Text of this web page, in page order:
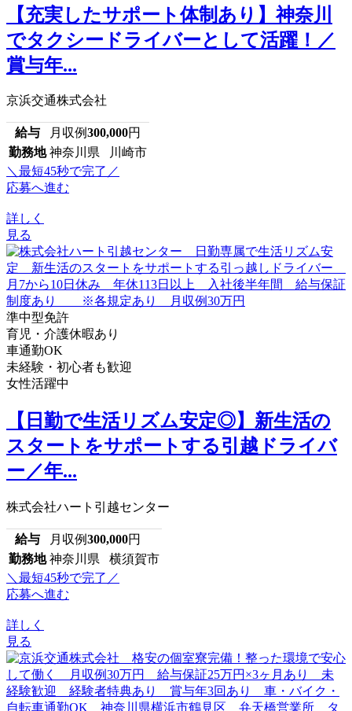
【充実したサポート体制あり】神奈川
でタクシードライバーとして活躍！／
賞与年...
京浜交通株式会社
給与 月収例300,000円
勤務地 神奈川県 川崎市
＼最短45秒で完了／
応募へ進む
詳しく
見る
準中型免許
育児・介護休暇あり
車通勤OK
未経験・初心者も歓迎
女性活躍中
【日勤で生活リズム安定◎】新生活の
スタートをサポートする引越ドライバ
ー／年...
株式会社ハート引越センター
給与 月収例300,000円
勤務地 神奈川県 横須賀市
＼最短45秒で完了／
応募へ進む
詳しく
見る